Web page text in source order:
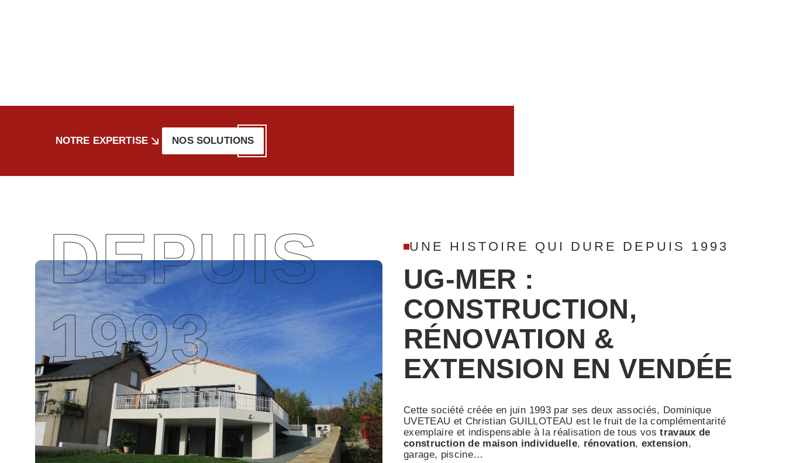
NOTRE EXPERTISE NOS SOLUTIONS
DEPUIS
1993
UG-MER :
CONSTRUCTION,
RÉNOVATION &
EXTENSION EN VENDÉE
UNE HISTOIRE QUI DURE DEPUIS 1993
Cette société créée en juin 1993 par ses deux associés, Dominique
UVETEAU et Christian GUILLOTEAU est le fruit de la complémentarité
exemplaire et indispensable à la réalisation de tous vostravaux de
construction de maison individuelle, rénovation, extension,
garage, piscine…